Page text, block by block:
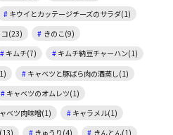
キウイとカッテージチーズのサラダ(1)
コ(23)
きのこ(9)
キムチ(7)
キムチ納豆チャーハン(1)
キャベツと豚ばら肉の酒蒸し(1)
キャベツのオムレツ(1)
ベツ肉味噌(1)
キャラメル(1)
きゅうり(4)
きんとん(1)